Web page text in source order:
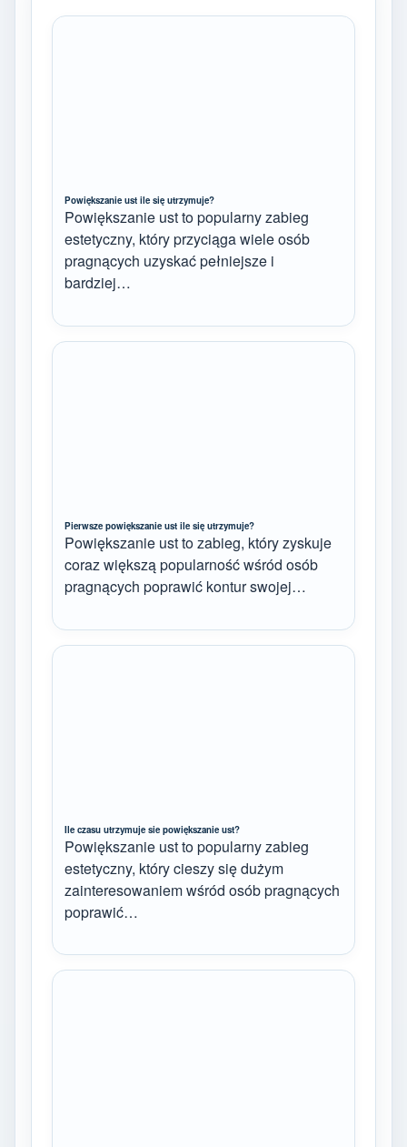
Powiększanie ust ile się utrzymuje?
Powiększanie ust to popularny zabieg
estetyczny, który przyciąga wiele osób
pragnących uzyskać pełniejsze i
bardziej…
Pierwsze powiększanie ust ile się utrzymuje?
Powiększanie ust to zabieg, który zyskuje
coraz większą popularność wśród osób
pragnących poprawić kontur swojej…
Ile czasu utrzymuje sie powiększanie ust?
Powiększanie ust to popularny zabieg
estetyczny, który cieszy się dużym
zainteresowaniem wśród osób pragnących
poprawić…